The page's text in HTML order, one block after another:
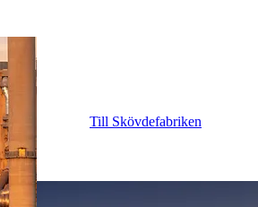
Till Skövdefabriken